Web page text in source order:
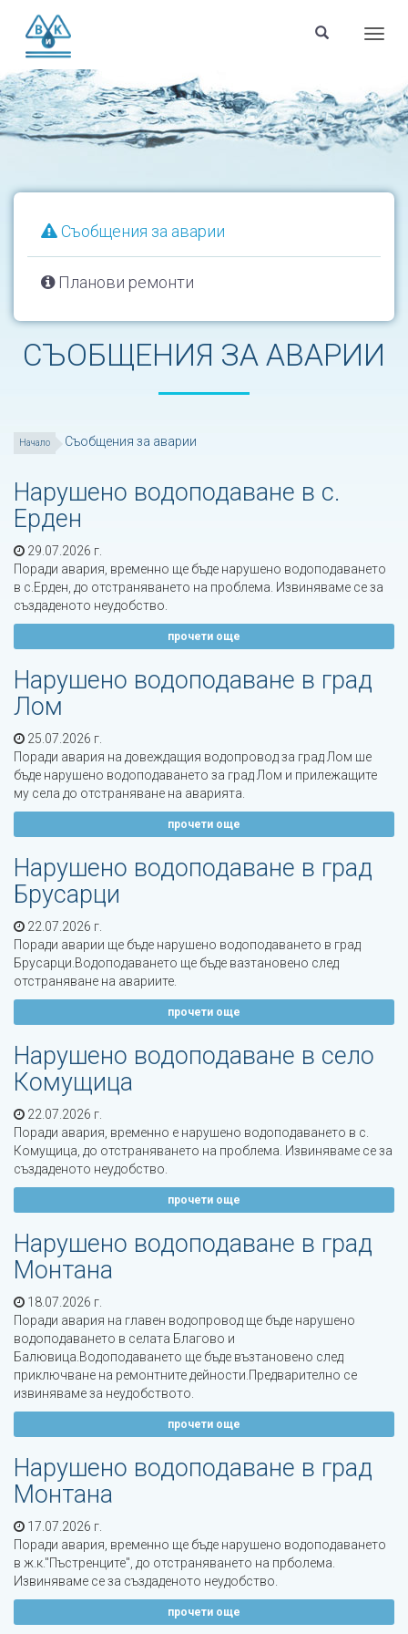
Menu
Съобщения за аварии
Планови ремонти
СЪОБЩЕНИЯ ЗА АВАРИИ
Начало Съобщения за аварии
Нарушено водоподаване в с.
Ерден
29.07.2026 г.
Поради авария, временно ще бъде нарушено водоподаването
в с.Ерден, до отстраняването на проблема. Извиняваме се за
създаденото неудобство.
прочети още
Нарушено водоподаване в град
Лом
25.07.2026 г.
Поради авария на довеждащия водопровод за град Лом ше
бъде нарушено водоподаването за град Лом и прилежащите
му села до отстраняване на аварията.
прочети още
Нарушено водоподаване в град
Брусарци
22.07.2026 г.
Поради аварии ще бъде нарушено водоподаването в град
Брусарци.Водоподаването ще бъде вазтановено след
отстраняване на авариите.
прочети още
Нарушено водоподаване в село
Комущица
22.07.2026 г.
Поради авария, временно е нарушено водоподаването в с.
Комущица, до отстраняването на проблема. Извиняваме се за
създаденото неудобство.
прочети още
Нарушено водоподаване в град
Монтана
18.07.2026 г.
Поради авария на главен водопровод ще бъде нарушено
водоподаването в селата Благово и
Балювица.Водоподаването ще бъде възтановено след
приключване на ремонтните дейности.Предварително се
извиняваме за неудобството.
прочети още
Нарушено водоподаване в град
Монтана
17.07.2026 г.
Поради авария, временно ще бъде нарушено водоподаването
в ж.к.''Пъстренците'', до отстраняването на прболема.
Извиняваме се за създаденото неудобство.
прочети още